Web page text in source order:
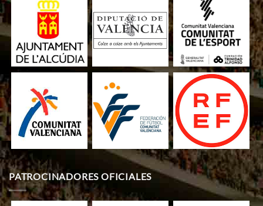
PATROCINADORES OFICIALES